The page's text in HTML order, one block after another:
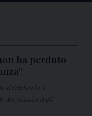
ha perduto
si celebra la V
dei Nonni e degli